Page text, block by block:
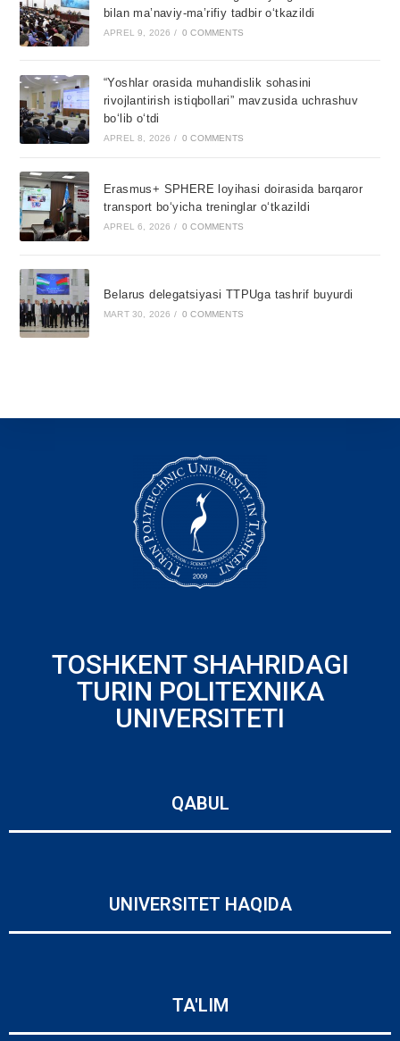
bilan ma’naviy-ma’rifiy tadbir o‘tkazildi
APREL 9, 2026 / 0 COMMENTS
“Yoshlar orasida muhandislik sohasini
rivojlantirish istiqbollari” mavzusida uchrashuv
bo‘lib o‘tdi
APREL 8, 2026 / 0 COMMENTS
Erasmus+ SPHERE loyihasi doirasida barqaror
transport bo‘yicha treninglar o‘tkazildi
APREL 6, 2026 / 0 COMMENTS
Belarus delegatsiyasi TTPUga tashrif buyurdi
MART 30, 2026 / 0 COMMENTS
TOSHKENT SHAHRIDAGI
TURIN POLITEXNIKA
UNIVERSITETI
QABUL
UNIVERSITET HAQIDA
TA'LIM